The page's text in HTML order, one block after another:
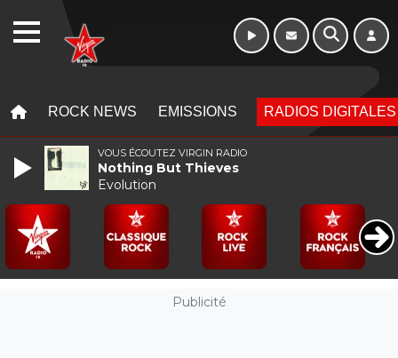
ROCK NEWS EMISSIONS RADIOS DIGITALES
Publicité
VOUS ÉCOUTEZ VIRGIN RADIO
Nothing But Thieves
Evolution
WEBRADIO